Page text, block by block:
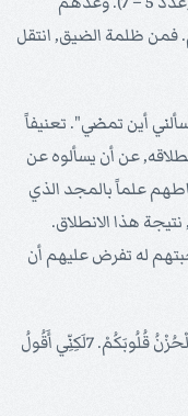
فمن ظلمة الضيق, انتقل
أين تمضي". تعنيفاً
عن أن يسألوه عن
علماً بالمجد الذي
هذا الانطلاق.
له تفرض عليهم أن
أَيْنَ تَمْضِي. 6لَكِنْ لأَنِّي قُلْتُ لَكُمْ هَذَا قَدْ مَلَأَ الْحُزْنُ قُلُوبَكُمْ. 7لَكِنِّي أَقُولُ